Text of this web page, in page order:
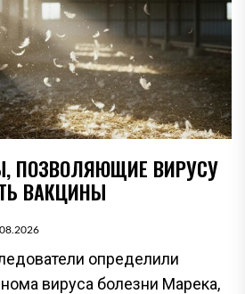
ПОЗВОЛЯЮЩИЕ ВИРУСУ
ВАКЦИНЫ
определили
вируса болезни Марека,